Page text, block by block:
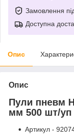
Замовлення
Доступна
Опис
Опис
Пули пневм
мм 500 шт/уп
Артикул -